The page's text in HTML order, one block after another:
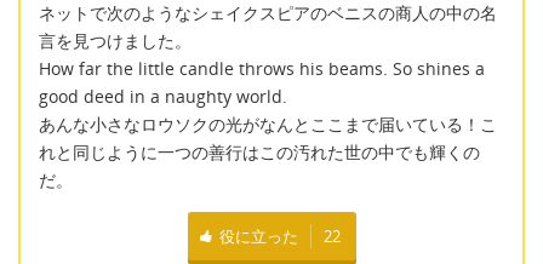
ネットで次のようなシェイクスピアのベニスの商人の中の名
言を見つけました。
How far the little candle throws his beams. So shines a
good deed in a naughty world.
あんな小さなロウソクの光がなんとここまで届いている！こ
れと同じように一つの善行はこの汚れた世の中でも輝くの
だ。
役に立った 22